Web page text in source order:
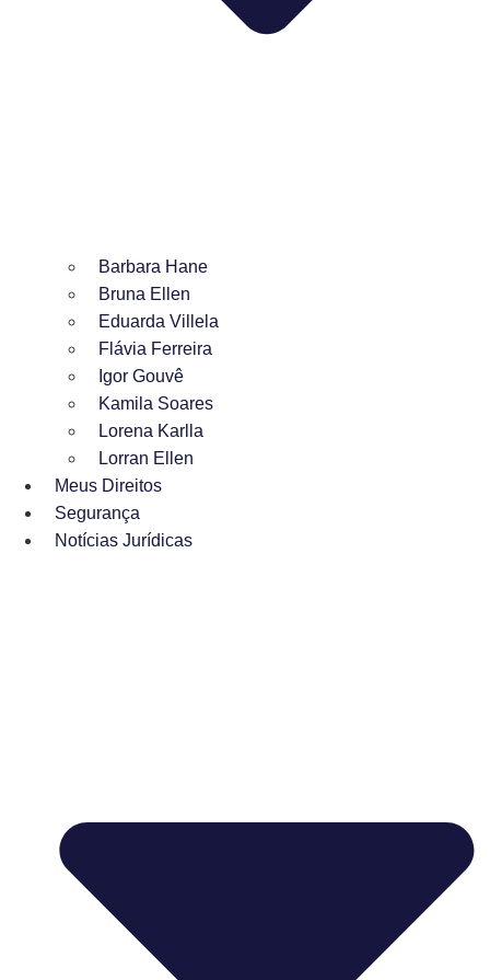
Barbara Hane
Bruna Ellen
Eduarda Villela
Flávia Ferreira
Igor Gouvê
Kamila Soares
Lorena Karlla
Lorran Ellen
Meus Direitos
Segurança
Notícias Jurídicas